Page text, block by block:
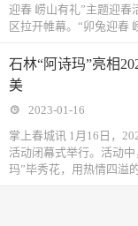
迎春 崂山有礼”主题迎春
区拉开帷幕。“卯兔迎春
石林“阿诗玛”亮相
美
2023-01-16
掌上春城讯 1月16日，
活动闭幕式举行。活动
玛”毕秀花，用热情四溢